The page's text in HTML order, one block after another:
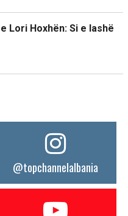
Lori Hoxhën: Si e lashë
@topchannelalbania